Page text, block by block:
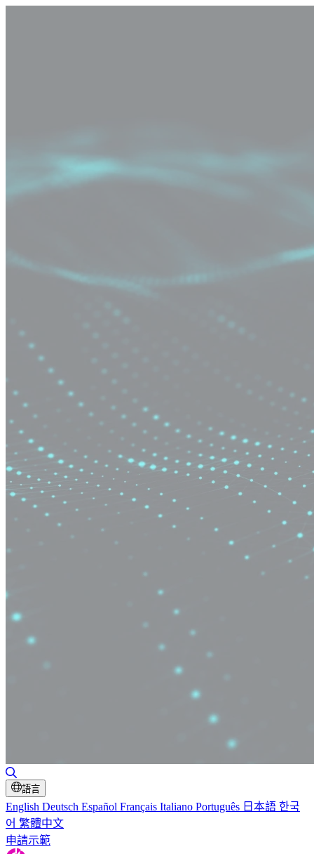
切換搜尋
語言
English Deutsch Español Français Italiano Português 日本語 한국
어 繁體中文
申請示範